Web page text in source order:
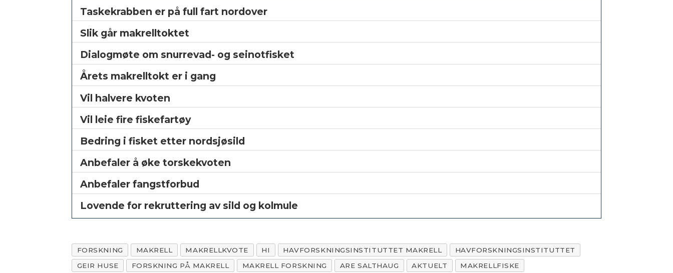
Taskekrabben er på full fart nordover
Slik går makrelltoktet
Dialogmøte om snurrevad- og seinotfisket
Årets makrelltokt er i gang
Vil halvere kvoten
Vil leie fire fiskefartøy
Bedring i fisket etter nordsjøsild
Anbefaler å øke torskekvoten
Anbefaler fangstforbud
Lovende for rekruttering av sild og kolmule
FORSKNING MAKRELL MAKRELLKVOTE HI HAVFORSKNINGSINSTITUTTET MAKRELL
HAVFORSKNINGSINSTITUTTET
GEIR HUSE
FORSKNING PÅ MAKRELL MAKRELL FORSKNING ARE SALTHAUG AKTUELT MAKRELLFISKE